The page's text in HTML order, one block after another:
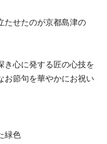
たせたのが京都島津の
き心に発する匠の心技を
お節句を華やかにお祝い
緑色